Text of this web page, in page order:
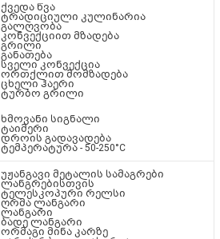
ქვედა წვა
ტრადიციული კულინარია
გალღვობა
კონვექციით მზადება
გრილი
განათება
სველი კონვექცია
ორთქლით მომზადება
ცხელი ჰაერი
ტურბო გრილი
ხმოვანი სიგნალი
ტაიმერი
დროის გადავადება
ტემპერატურა - 50-250°C
უჟანგავი მეტალის სამაგრები
ლანგრებისთვის
ტელესკოპური რელსი
ღრმა ლანგარი
ლანგარი
ბადე ლანგარი
ორმაგი მინა კარზე